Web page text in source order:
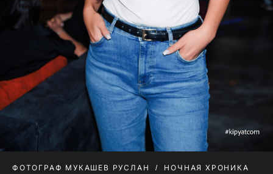
ФОТОГРАФ МУКАШЕВ РУСЛАН НОЧНАЯ ХРОНИКА